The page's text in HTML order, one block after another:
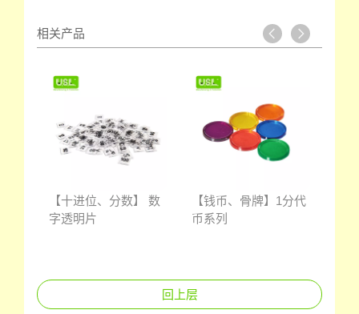
相关产品
【十进位、分数】 数
字透明片
【钱币、骨牌】1分代
币系列
回上层